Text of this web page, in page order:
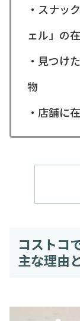
・スナッ
ェル」の
・見つけ
物
・店舗に
コストコ
主な理由